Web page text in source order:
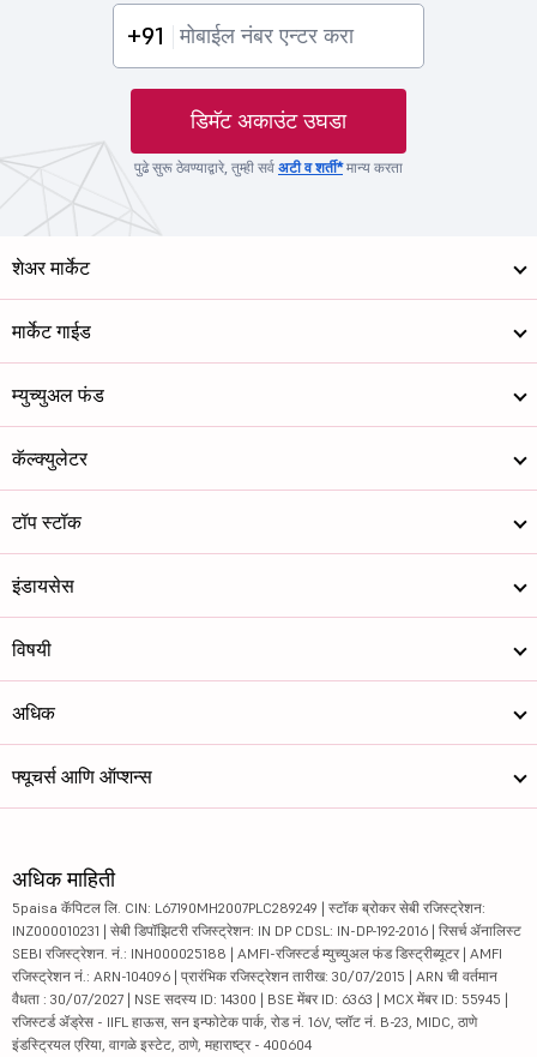
+91
डिमॅट अकाउंट उघडा
पुढे सुरू ठेवण्याद्वारे, तुम्ही सर्व अटी व शर्ती*मान्य करता
शेअर मार्केट
मार्केट गाईड
म्युच्युअल फंड
कॅल्क्युलेटर
टॉप स्टॉक
इंडायसेस
विषयी
अधिक
फ्यूचर्स आणि ऑप्शन्स
अधिक माहिती
5paisa कॅपिटल लि. CIN: L67190MH2007PLC289249 | स्टॉक ब्रोकर सेबी रजिस्ट्रेशन:
INZ000010231 | सेबी डिपॉझिटरी रजिस्ट्रेशन: IN DP CDSL: IN-DP-192-2016 | रिसर्च ॲनालिस्ट
SEBI रजिस्ट्रेशन. नं.: INH000025188 | AMFI-रजिस्टर्ड म्युच्युअल फंड डिस्ट्रीब्यूटर | AMFI
रजिस्ट्रेशन नं.: ARN-104096 | प्रारंभिक रजिस्ट्रेशन तारीख: 30/07/2015 | ARN ची वर्तमान
वैधता : 30/07/2027 | NSE सदस्य ID: 14300 | BSE मेंबर ID: 6363 | MCX मेंबर ID: 55945 |
रजिस्टर्ड ॲड्रेस - IIFL हाऊस, सन इन्फोटेक पार्क, रोड नं. 16V, प्लॉट नं. B-23, MIDC, ठाणे
इंडस्ट्रियल एरिया, वागळे इस्टेट, ठाणे, महाराष्ट्र - 400604